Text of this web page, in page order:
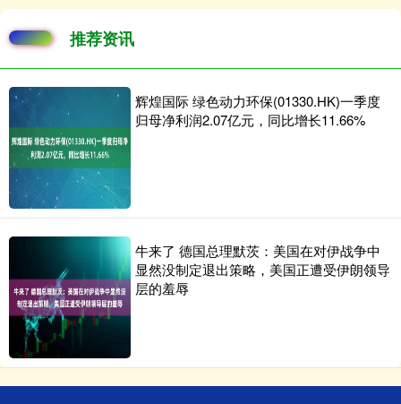
推荐资讯
辉煌国际 绿色动力环保(01330.HK)一季度
归母净利润2.07亿元，同比增长11.66%
牛来了 德国总理默茨：美国在对伊战争中
显然没制定退出策略，美国正遭受伊朗领导
层的羞辱